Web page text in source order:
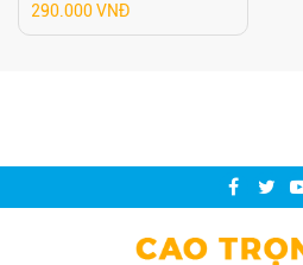
290.000 VNĐ